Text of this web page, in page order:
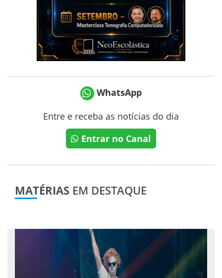
WhatsApp
Entre e receba as notícias do dia
Entrar no Canal
MATÉRIAS EM DESTAQUE